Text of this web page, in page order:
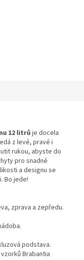
12 litrů je docela
z levé, pravé i
rukou, abyste do
pro snadné
a designu se
Bo jede!
zprava a zepředu.
podstava.
Brabantia